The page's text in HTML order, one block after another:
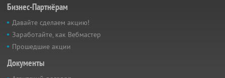
Бизнес-Партнёрам
Давайте сделаем акцию!
Заработайте, как Вебмастер
Прошедшие акции
Документы